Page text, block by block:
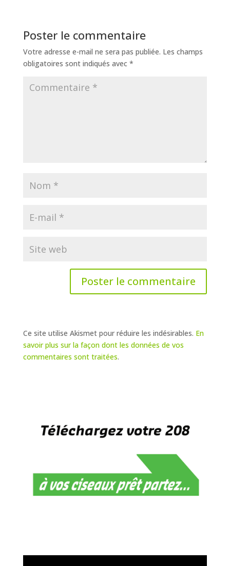
Poster le commentaire
Votre adresse e-mail ne sera pas publiée. Les champs
obligatoires sont indiqués avec *
Ce site utilise Akismet pour réduire les indésirables. En
savoir plus sur la façon dont les données de vos
commentaires sont traitées.